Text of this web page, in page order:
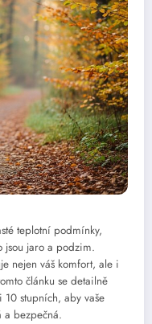
teplotní podmínky,
jsou jaro a podzim.
nejen váš komfort, ale i
článku se detailně
stupních, aby vaše
a bezpečná.